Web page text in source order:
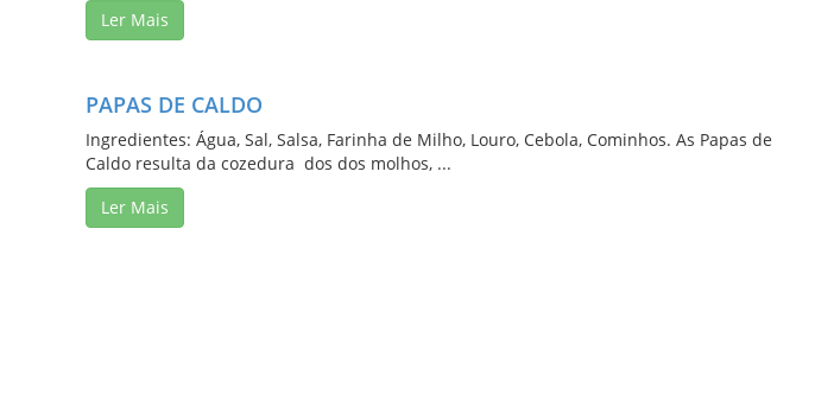
Ler Mais
PAPAS DE CALDO
Ingredientes: Água, Sal, Salsa, Farinha de Milho, Louro, Cebola, Cominhos. As Papas de
Caldo resulta da cozedura dos dos molhos, ...
Ler Mais